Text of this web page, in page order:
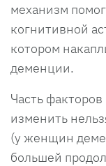
механизм
когнитивной
котором
деменции.
Часть
изменить
(у женщин
большей